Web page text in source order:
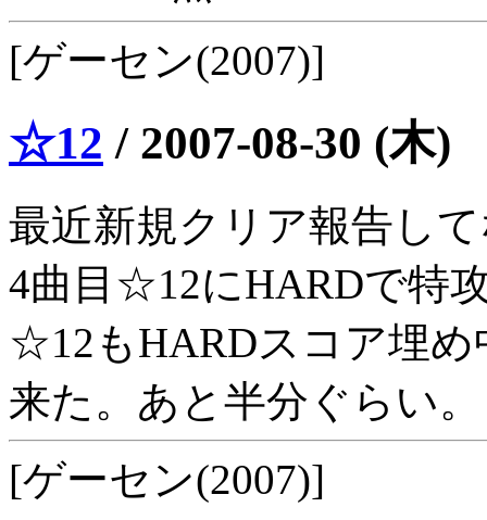
[ゲーセン(2007)]
☆12 / 2007-08-30 (木)
最近新規クリア報告し
4曲目☆12にHARDで特
☆12もHARDスコア埋
来た。あと半分ぐらい。
[ゲーセン(2007)]